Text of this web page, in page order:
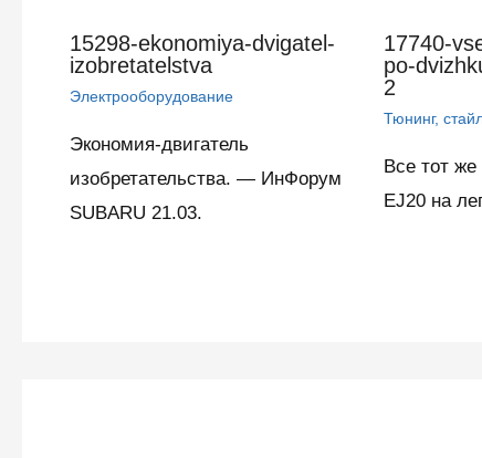
15298-ekonomiya-dvigatel-
izobretatelstva
Электрооборудование
Экономия-двигатель
изобретательства. — ИнФорум
SUBARU 21.03.
17740-
po-
2
Тюнинг,
Все тот
EJ20 на